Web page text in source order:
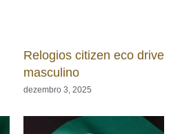
Relogios citizen eco drive
masculino
dezembro 3, 2025